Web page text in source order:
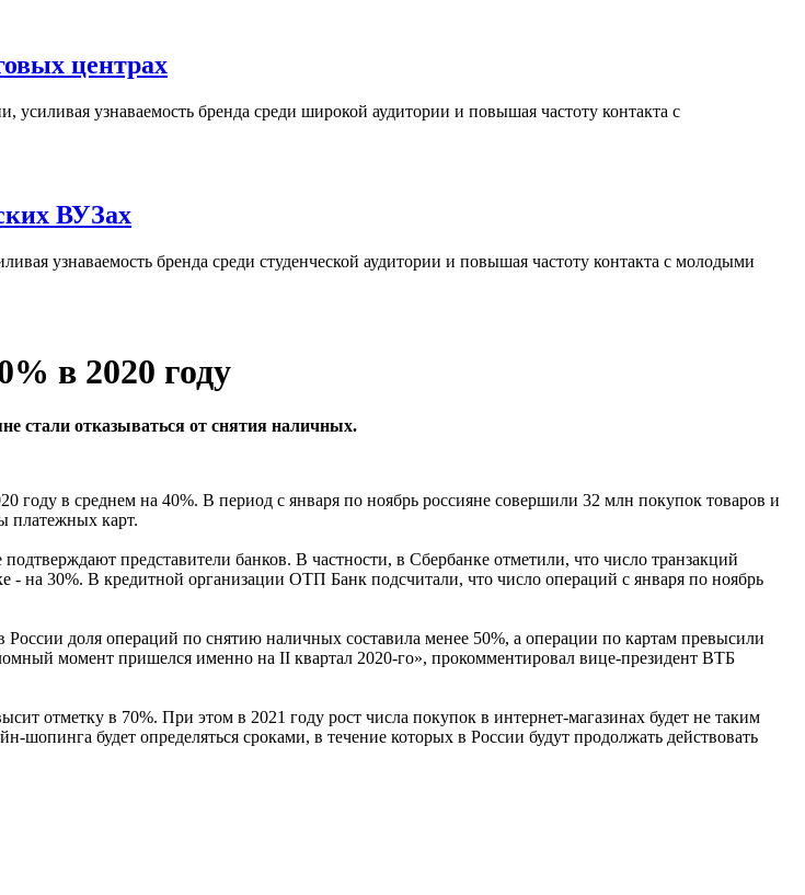
центрах
узнаваемость бренда среди широкой аудитории и повышая частоту контакта с
ВУЗах
узнаваемость бренда среди студенческой аудитории и повышая частоту контакта с молодыми
в 2020 году
стали отказываться от снятия наличных.
году в среднем на 40%. В период с января по ноябрь россияне совершили 32 млн покупок товаров и
платежных карт.
представители банков. В частности, в Сбербанке отметили, что число транзакций
- на 30%. В кредитной организации ОТП Банк подсчитали, что число операций с января по ноябрь
доля операций по снятию наличных составила менее 50%, а операции по картам превысили
момент пришелся именно на II квартал 2020-го», прокомментировал вице-президент ВТБ
отметку в 70%. При этом в 2021 году рост числа покупок в интернет-магазинах будет не таким
будет определяться сроками, в течение которых в России будут продолжать действовать